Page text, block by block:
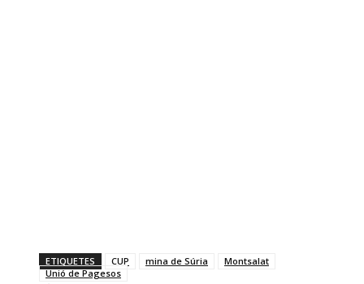
ETIQUETES CUP mina de Súria
Montsalat
Unió de Pagesos